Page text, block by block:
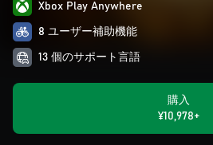
Xbox Play Anywhere
8 ユーザー補助機能
13 個のサポート言語
購入
¥10,978+